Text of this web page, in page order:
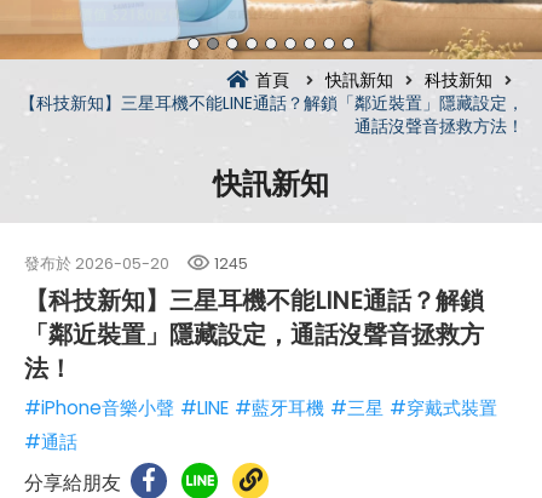
首頁 快訊新知
科技新知
【科技新知】三星耳機不能LINE通話？解鎖「鄰近裝置」隱藏設定，
通話沒聲音拯救方法！
快訊新知
發布於 2026-05-20 1245
【科技新知】三星耳機不能LINE通話？解鎖
「鄰近裝置」隱藏設定，通話沒聲音拯救方
法！
#iPhone音樂小聲 #LINE #藍牙耳機 #三星 #穿戴式裝置
#通話
分享給朋友